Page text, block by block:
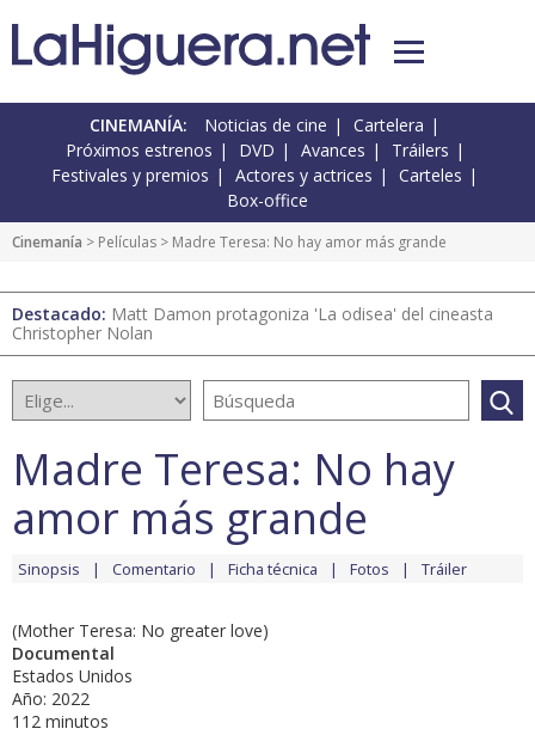
CINEMANÍA: Noticias de cine
Cartelera
Próximos estrenos
DVD Avances
Tráilers
Festivales y premios
Actores y actrices
Carteles
Box-office
Cinemanía > Películas > Madre Teresa: No hay amor más grande
Destacado: Matt Damon protagoniza 'La odisea' del cineasta
Christopher Nolan
Madre Teresa: No hay
amor más grande
Sinopsis Comentario Ficha técnica Fotos Tráiler
(Mother Teresa: No greater love)
Documental
Estados Unidos
Año: 2022
112 minutos